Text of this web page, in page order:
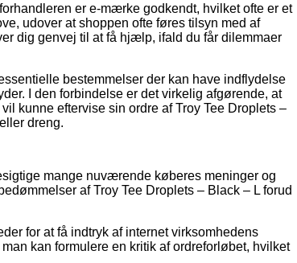
er e-mærke godkendt, hvilket ofte er et
udover at shoppen ofte føres tilsyn med af
dig genvej til at få hjælp, ifald du får dilemmaer
bestemmelser der kan have indflydelse
I den forbindelse er det virkelig afgørende, at
kunne eftervise sin ordre af Troy Tee Droplets –
dreng.
mange nuværende køberes meninger og
af Troy Tee Droplets – Black – L forud
for at få indtryk af internet virksomhedens
kan formulere en kritik af ordreforløbet, hvilket